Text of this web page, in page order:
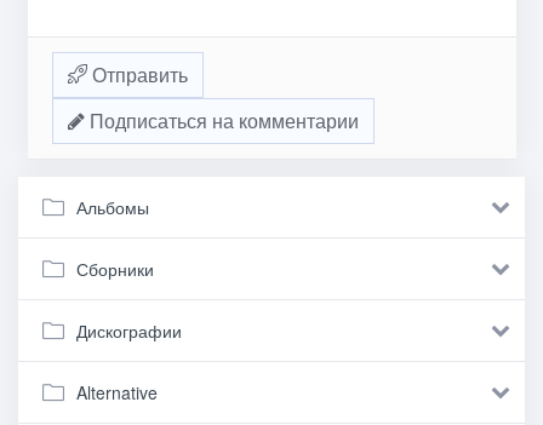
Отправить
Подписаться на комментарии
Альбомы
Сборники
Дискографии
Alternative